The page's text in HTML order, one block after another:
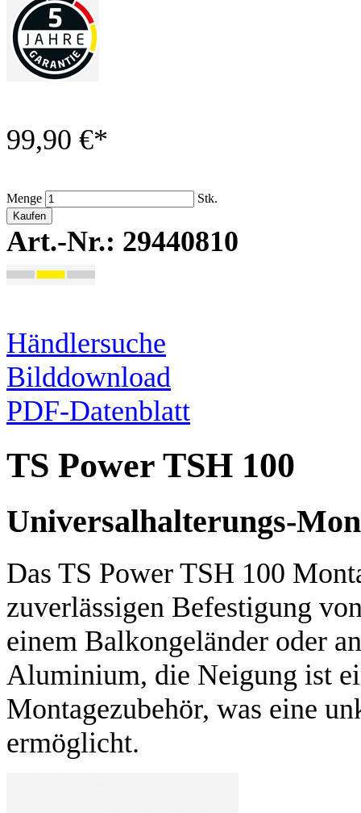
99,90 €*
Menge Stk.
Kaufen
Art.-Nr.: 29440810
Händlersuche
Bilddownload
PDF-Datenblatt
TS Power TSH 100
Universalhalterungs-
Das TS Power TSH 100
zuverlässigen Befestigung
einem Balkongeländer oder
Aluminium, die Neigung ist
Montagezubehör, was eine
ermöglicht.